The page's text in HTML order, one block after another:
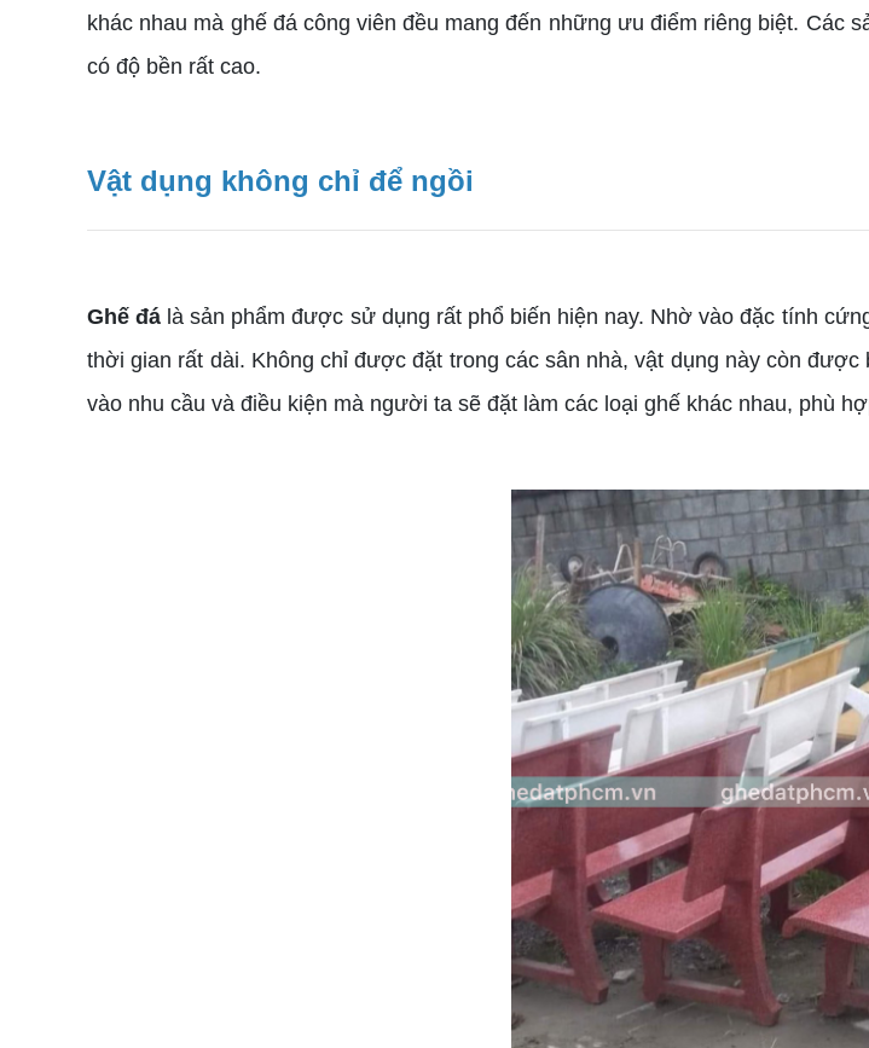
khác nhau mà ghế đá công viên đều mang đến những ưu điểm riêng biệt. Các
có độ bền rất cao.
Vật dụng không chỉ để ngồi
Ghế đá là sản phẩm được sử dụng rất phổ biến hiện nay. Nhờ vào đặc tính
thời gian rất dài. Không chỉ được đặt trong các sân nhà, vật dụng này còn
vào nhu cầu và điều kiện mà người ta sẽ đặt làm các loại ghế khác nhau, phù